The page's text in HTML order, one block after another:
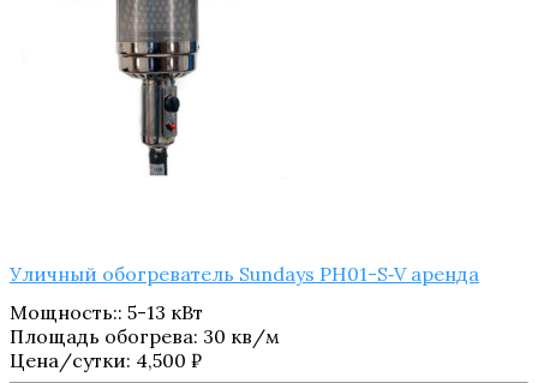
Уличный обогреватель Sundays PH01-S‑V аренда
Мощность:: 5-13 кВт
Площадь обогрева: 30 кв/м
Цена/сутки: 4,500 ₽